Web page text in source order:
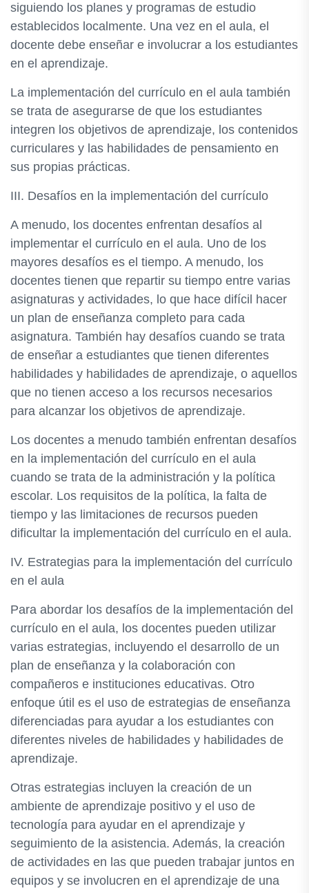
siguiendo los planes y programas de estudio
establecidos localmente. Una vez en el aula, el
docente debe enseñar e involucrar a los estudiantes
en el aprendizaje.
La implementación del currículo en el aula también
se trata de asegurarse de que los estudiantes
integren los objetivos de aprendizaje, los contenidos
curriculares y las habilidades de pensamiento en
sus propias prácticas.
III. Desafíos en la implementación del currículo
A menudo, los docentes enfrentan desafíos al
implementar el currículo en el aula. Uno de los
mayores desafíos es el tiempo. A menudo, los
docentes tienen que repartir su tiempo entre varias
asignaturas y actividades, lo que hace difícil hacer
un plan de enseñanza completo para cada
asignatura. También hay desafíos cuando se trata
de enseñar a estudiantes que tienen diferentes
habilidades y habilidades de aprendizaje, o aquellos
que no tienen acceso a los recursos necesarios
para alcanzar los objetivos de aprendizaje.
Los docentes a menudo también enfrentan desafíos
en la implementación del currículo en el aula
cuando se trata de la administración y la política
escolar. Los requisitos de la política, la falta de
tiempo y las limitaciones de recursos pueden
dificultar la implementación del currículo en el aula.
IV. Estrategias para la implementación del currículo
en el aula
Para abordar los desafíos de la implementación del
currículo en el aula, los docentes pueden utilizar
varias estrategias, incluyendo el desarrollo de un
plan de enseñanza y la colaboración con
compañeros e instituciones educativas. Otro
enfoque útil es el uso de estrategias de enseñanza
diferenciadas para ayudar a los estudiantes con
diferentes niveles de habilidades y habilidades de
aprendizaje.
Otras estrategias incluyen la creación de un
ambiente de aprendizaje positivo y el uso de
tecnología para ayudar en el aprendizaje y
seguimiento de la asistencia. Además, la creación
de actividades en las que pueden trabajar juntos en
equipos y se involucren en el aprendizaje de una